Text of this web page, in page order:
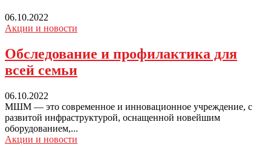
06.10.2022
Акции и новости
Обследование и профилактика для
всей семьи
06.10.2022
МШМ — это современное и инновационное учреждение, с
развитой инфраструктурой, оснащенной новейшим
оборудованием,...
Акции и новости